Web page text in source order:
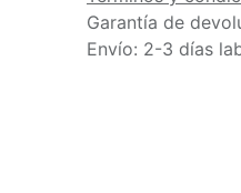
Garantía de
Envío: 2-3 días